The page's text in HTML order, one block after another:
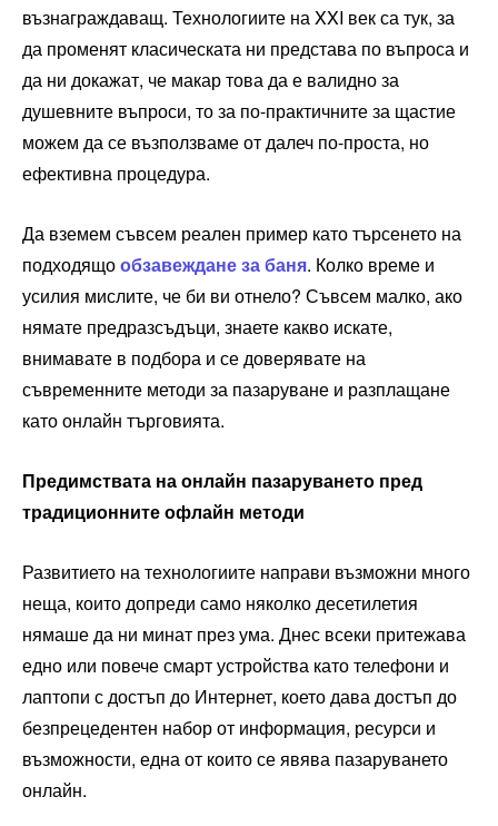
възнаграждаващ. Технологиите на XXI век са тук, за
да променят класическата ни представа по въпроса и
да ни докажат, че макар това да е валидно за
душевните въпроси, то за по-практичните за щастие
можем да се възползваме от далеч по-проста, но
ефективна процедура.
Да вземем съвсем реален пример като търсенето на
подходящообзавеждане за баня. Колко време и
усилия мислите, че би ви отнело? Съвсем малко, ако
нямате предразсъдъци, знаете какво искате,
внимавате в подбора и се доверявате на
съвременните методи за пазаруване и разплащане
като онлайн търговията.
Предимствата на онлайн пазаруването пред
традиционните офлайн методи
Развитието на технологиите направи възможни много
неща, които допреди само няколко десетилетия
нямаше да ни минат през ума. Днес всеки притежава
едно или повече смарт устройства като телефони и
лаптопи с достъп до Интернет, което дава достъп до
безпрецедентен набор от информация, ресурси и
възможности, една от които се явява пазаруването
онлайн.